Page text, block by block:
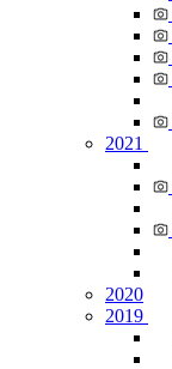
2021
2020
2019